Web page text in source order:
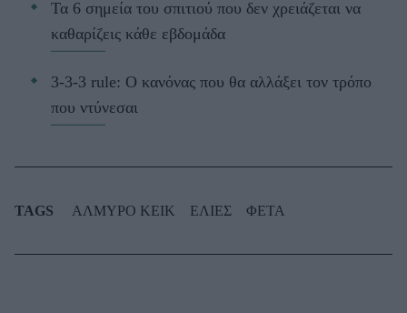
Τα 6 σημεία του σπιτιού που δεν χρειάζεται να
καθαρίζεις κάθε εβδομάδα
3-3-3 rule: Ο κανόνας που θα αλλάξει τον τρόπο
που ντύνεσαι
TAGS ΑΛΜΥΡΟ ΚΕΙΚ ΕΛΙΕΣ ΦΕΤΑ